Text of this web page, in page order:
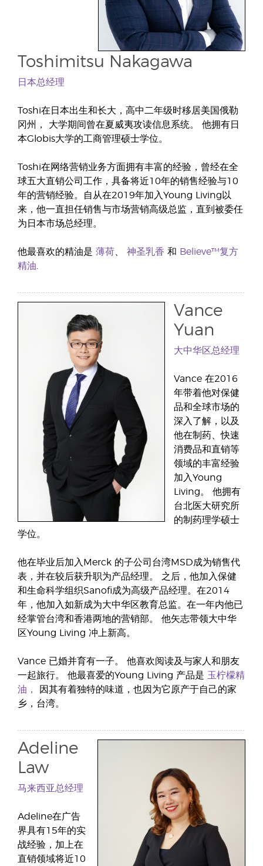
Toshimitsu Nakagawa
日本总经理
Toshi在日本出生和长大，高中二年级时移居美国俄勒
冈州， 大学期间曾在夏威夷攻读信息系统。 他拥有日
本Globis大学的工商管理硕士学位。
Toshi在网络营销业务方面拥有丰富的经验，曾经在全
球五大直销公司工作，具备将近10年的销售经验与10
年的营销经验。自从在2019年加入Young Living以
来，他一直担任销售与市场营销高级总监，直到被委任
为日本市场总经理。
他最喜欢的精油是 薄荷、 神圣乳香 和
Believe™复方
精油.
Vance
Yuan
大中华区总经理
Vance 在2016
年带着他对保健
品和全球市场的
深入了解，以及
他在制药、快速
消费品和直销等
领域的丰富经验
加入Young
Living。 他拥有
台北医大研究所
的制药理学硕士
学位。
他在毕业后加入Merck 的子公司台湾MSD成为销售代
表，并在较后获升职为产品经理。 之后，他加入保健
和生命科学组织Sanofi成为高级产品经理。在2014
年，他加入如新成为大中华区教育总监。在一年内他已
经掌管台湾和香港两地的营销部。 他矢志带领大中华
区Young Living 冲上新高。
Vance 已婚并育有一子。 他喜欢阅读及与家人和朋友
一起旅行。 他最喜爱的Young Living 产品是 玉柠檬精
油，
因其有着独特的味道，也因为它原产于自己的家
乡，台湾。
Adeline
Law
马来西亚总经理
Adeline在广告
界具有15年的实
战经验，加上在
直销领域将近10